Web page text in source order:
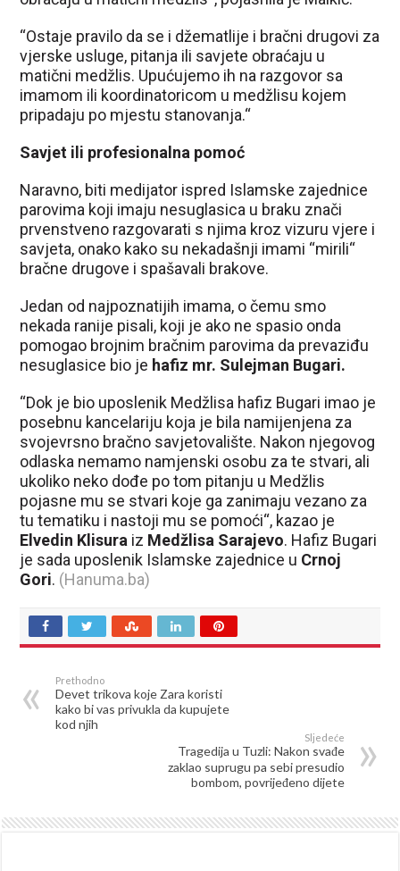
“Ostaje pravilo da se i džematlije i bračni drugovi za
vjerske usluge, pitanja ili savjete obraćaju u
matični medžlis. Upućujemo ih na razgovor sa
imamom ili koordinatoricom u medžlisu kojem
pripadaju po mjestu stanovanja.“
Savjet ili profesionalna pomoć
Naravno, biti medijator ispred Islamske zajednice
parovima koji imaju nesuglasica u braku znači
prvenstveno razgovarati s njima kroz vizuru vjere i
savjeta, onako kako su nekadašnji imami “mirili“
bračne drugove i spašavali brakove.
Jedan od najpoznatijih imama, o čemu smo
nekada ranije pisali, koji je ako ne spasio onda
pomogao brojnim bračnim parovima da prevaziđu
nesuglasice bio je hafiz mr. Sulejman Bugari.
“Dok je bio uposlenik Medžlisa hafiz Bugari imao je
posebnu kancelariju koja je bila namijenjena za
svojevrsno bračno savjetovalište. Nakon njegovog
odlaska nemamo namjenski osobu za te stvari, ali
ukoliko neko dođe po tom pitanju u Medžlis
pojasne mu se stvari koje ga zanimaju vezano za
tu tematiku i nastoji mu se pomoći“, kazao je
Elvedin Klisura iz Medžlisa Sarajevo. Hafiz Bugari
je sada uposlenik Islamske zajednice u Crnoj
Gori. (Hanuma.ba)
Prethodno
Devet trikova koje Zara koristi
kako bi vas privukla da kupujete
kod njih
Sljedeće
Tragedija u Tuzli: Nakon svađe
zaklao suprugu pa sebi presudio
bombom, povrijeđeno dijete